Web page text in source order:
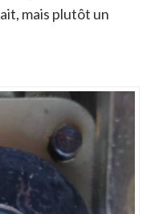
mais plutôt un